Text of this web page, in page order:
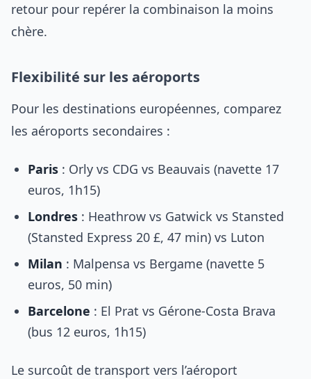
retour pour repérer la combinaison la moins
chère.
Flexibilité sur les aéroports
Pour les destinations européennes, comparez
les aéroports secondaires :
Paris : Orly vs CDG vs Beauvais (navette 17
euros, 1h15)
Londres : Heathrow vs Gatwick vs Stansted
(Stansted Express 20 £, 47 min) vs Luton
Milan : Malpensa vs Bergame (navette 5
euros, 50 min)
Barcelone : El Prat vs Gérone-Costa Brava
(bus 12 euros, 1h15)
Le surcoût de transport vers l’aéroport